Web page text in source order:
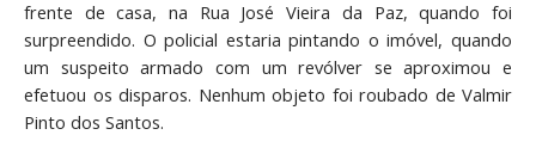
frente de casa, na Rua José Vieira da Paz, quando foi
surpreendido. O policial estaria pintando o imóvel, quando
um suspeito armado com um revólver se aproximou e
efetuou os disparos. Nenhum objeto foi roubado de Valmir
Pinto dos Santos.